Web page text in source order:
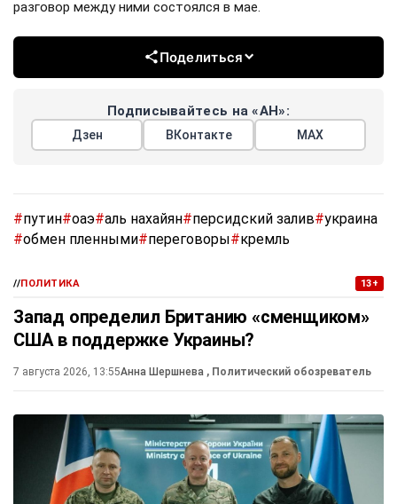
разговор между ними состоялся в мае.
Поделиться
Подписывайтесь на «АН»:
Дзен ВКонтакте МАХ
#путин#оаэ#аль нахайян#персидский залив#украина
#обмен пленными#переговоры#кремль
//ПОЛИТИКА 13+
Запад определил Британию «сменщиком»
США в поддержке Украины?
7 августа 2026, 13:55Анна Шершнева , Политический обозреватель